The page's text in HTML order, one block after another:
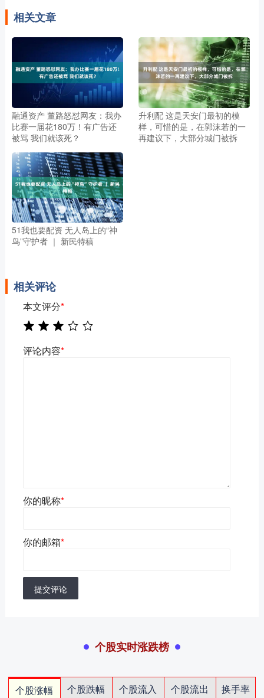
相关文章
融通资产 董路怒怼网友：我办
比赛一届花180万！有广告还
被骂 我们就该死？
升利配 这是天安门最初的模
样，可惜的是，在郭沫若的一
再建议下，大部分城门被拆
51我也要配资 无人岛上的“神
鸟”守护者 ｜ 新民特稿
相关评论
本文评分*
评论内容*
你的昵称*
你的邮箱*
提交评论
个股实时涨跌榜
个股涨幅 个股跌幅 个股流入 个股流出
换手率